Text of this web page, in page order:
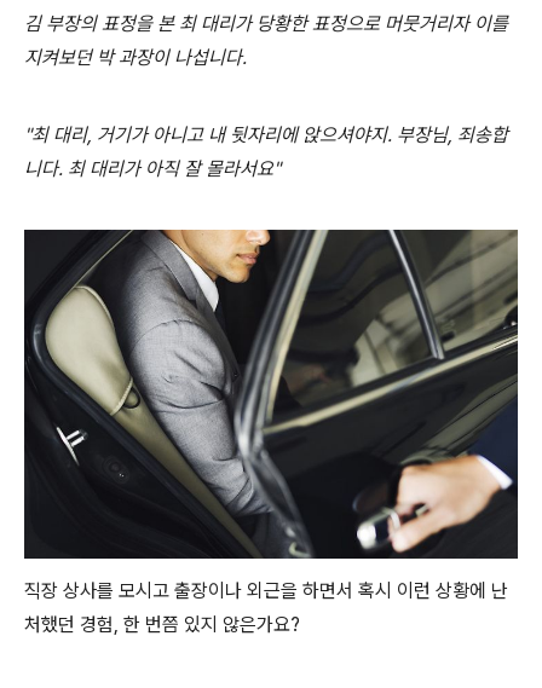
김 부장의 표정을 본 최 대리가 당황한 표정으로 머뭇거리자 이를
지켜보던 박 과장이 나섭니다.
"최 대리, 거기가 아니고 내 뒷자리에 앉으셔야지. 부장님, 죄송합
니다. 최 대리가 아직 잘 몰라서요"
직장 상사를 모시고 출장이나 외근을 하면서 혹시 이런 상황에 난
처했던 경험, 한 번쯤 있지 않은가요?